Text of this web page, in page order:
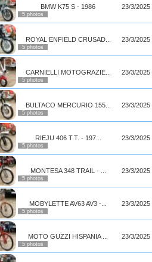
BMW K75 S - 1986
5 photos
23/3/2025
ROYAL ENFIELD CRUSAD...
5 photos
23/3/2025
CARNIELLI MOTOGRAZIE...
5 photos
23/3/2025
BULTACO MERCURIO 155...
5 photos
23/3/2025
RIEJU 406 T.T. - 197...
5 photos
23/3/2025
MONTESA 348 TRAIL - ...
5 photos
23/3/2025
MOBYLETTE AV63 AV3 -...
5 photos
23/3/2025
MOTO GUZZI HISPANIA ...
5 photos
23/3/2025